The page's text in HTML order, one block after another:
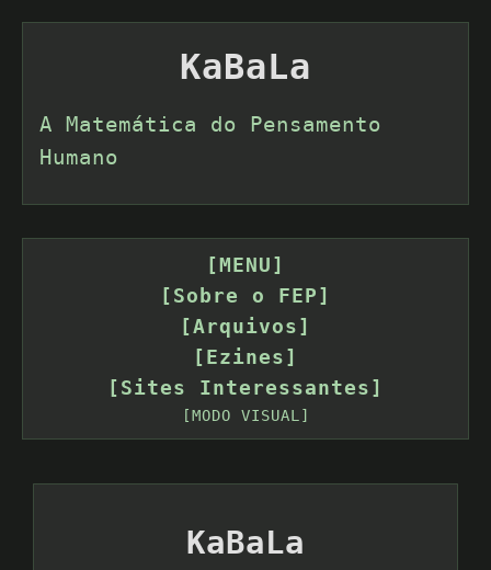
KaBaLa
A Matemática do Pensamento
Humano
[MENU]
[Sobre o FEP]
[Arquivos]
[Ezines]
[Sites Interessantes]
[MODO VISUAL]
KaBaLa